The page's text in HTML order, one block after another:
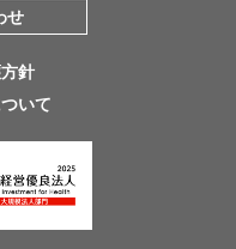
せ
針
いて